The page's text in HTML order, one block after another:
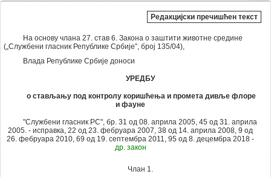
Редакцијски пречишћен текст
На основу члана 27. став 6. Закона о заштити животне средине
(„Службени гласник Републике Србије”, број 135/04),
Влада Републике Србије доноси
УРЕДБУ
о стављању под контролу коришћења и промета дивље флоре
и фауне
"Службени гласник РС", бр. 31 од 08. априла 2005, 45 од 31. априла
2005. - исправка, 22 од 23. фебруара 2007, 38 од 14. априла 2008, 9 од
26. фебруара 2010, 69 од 19. септембра 2011, 95 од 8. децембра 2018 -
др. закон
Члан 1.